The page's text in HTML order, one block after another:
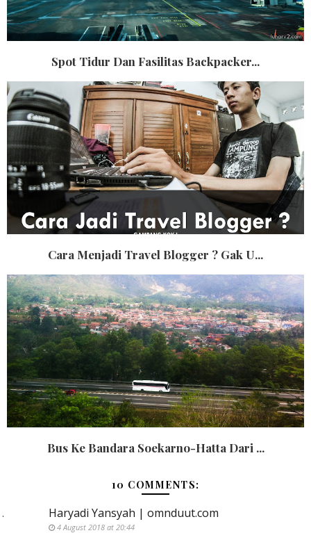
Spot Tidur Dan Fasilitas Backpacker...
Cara Menjadi Travel Blogger ? Gak U...
Bus Ke Bandara Soekarno-Hatta Dari ...
10 COMMENTS:
Haryadi Yansyah | omnduut.com
4 August 2018 at 20:44